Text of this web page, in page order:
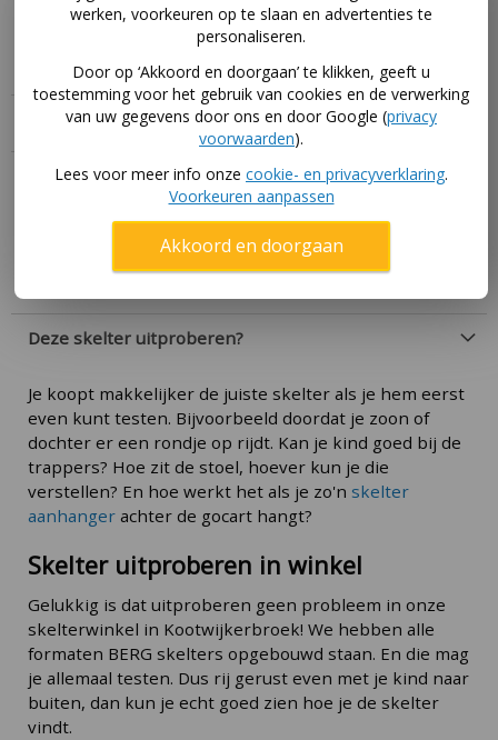
de BERG Rally skelters. De Rally skelters hebben zelf
al een trekhaak in het skelterframe.
Specificaties
Handleiding
Download hier de handleidingen voor dit product via
Deze skelter uitproberen?
Je koopt makkelijker de juiste skelter als je hem eerst
even kunt testen. Bijvoorbeeld doordat je zoon of
dochter er een rondje op rijdt. Kan je kind goed bij de
trappers? Hoe zit de stoel, hoever kun je die
verstellen? En hoe werkt het als je zo'n skelter
aanhanger achter de gocart hangt?
Skelter uitproberen in winkel
Gelukkig is dat uitproberen geen probleem in onze
skelterwinkel in Kootwijkerbroek! We hebben alle
formaten BERG skelters opgebouwd staan. En die mag
je allemaal testen. Dus rij gerust even met je kind naar
buiten, dan kun je echt goed zien hoe je de skelter
vindt.
werken, voorkeuren op te slaan en advertenties te
personaliseren.
Door op ‘Akkoord en doorgaan’ te klikken, geeft u
toestemming voor het gebruik van cookies en de verwerking
van uw gegevens door ons en door Google (privacy
voorwaarden).
Lees voor meer info onze cookie- en privacyverklaring.
Voorkeuren aanpassen
Akkoord en doorgaan